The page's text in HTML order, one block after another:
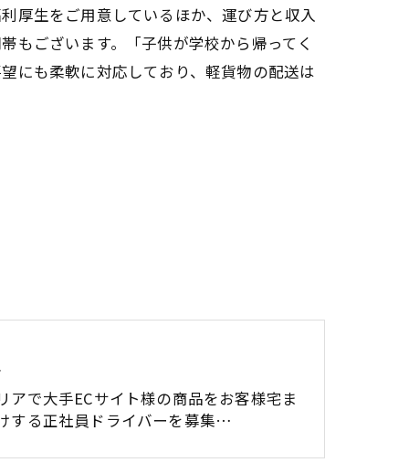
厚生をご用意しているほか、運び方と収入
もございます。「子供が学校から帰ってく
にも柔軟に対応しており、軽貨物の配送は
アで大手ECサイト様の商品をお客様宅ま
する正社員ドライバーを募集…